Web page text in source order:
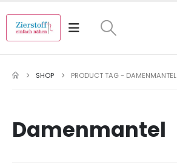
SHOP PRODUCT TAG - DAMENMANTEL
Damenmantel